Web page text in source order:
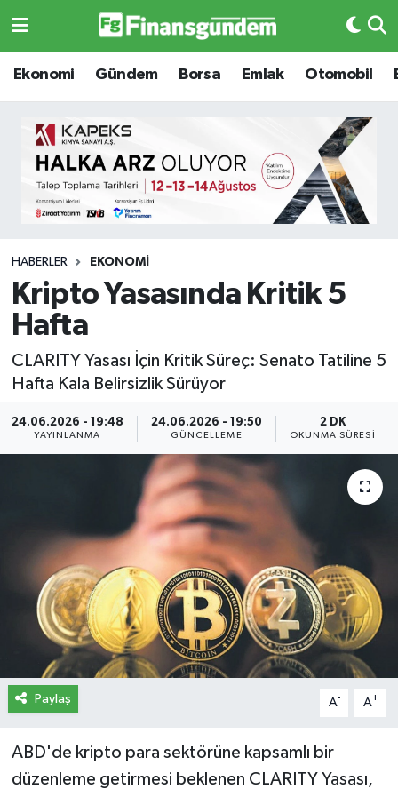
Ekonomi Gündem Borsa Emlak Otomobil
HABERLER EKONOMI
Kripto Yasasında Kritik 5
Hafta
CLARITY Yasası İçin Kritik Süreç: Senato Tatiline 5
Hafta Kala Belirsizlik Sürüyor
24.06.2026 - 19:48
YAYINLANMA
24.06.2026 - 19:50
GÜNCELLEME
2 DK
OKUNMA SÜRESI
Paylaş A- A+
ABD'de kripto para sektörüne kapsamlı bir
düzenleme getirmesi beklenen CLARITY Yasası,
Ekonomi
Borsa
Emlak
Otomobil
Gizlilik Sözleşmesi
Hakkımızda
İletişim
Ekonomi
Borsa
Emlak
Emtia
BITCOIN
Yapay Zeka